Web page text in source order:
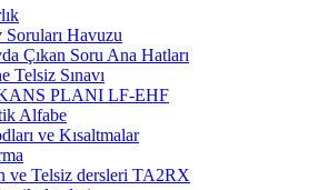
Soruları Havuzu
Çıkan Soru Ana Hatları
Telsiz Sınavı
PLANI LF-EHF
Alfabe
ve Kısaltmalar
ve Telsiz dersleri TA2RX